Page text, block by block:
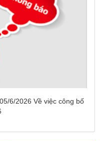
6/2026 Về việc công bố
HỘI TÍNH ĐẾN 17H